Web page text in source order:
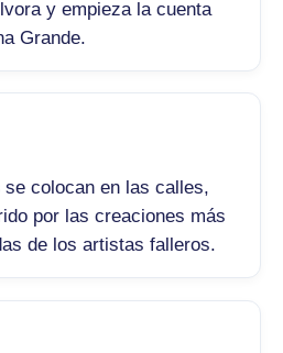
y empieza la cuenta
Grande.
se colocan en las calles,
por las creaciones más
de los artistas falleros.